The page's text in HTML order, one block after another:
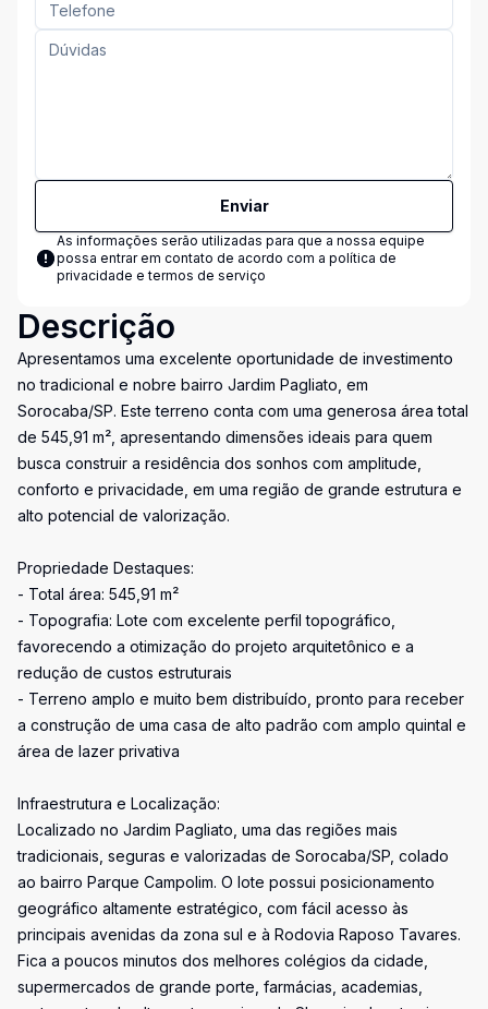
Enviar
As informações serão utilizadas para que a nossa equipe
possa entrar em contato de acordo com a política de
privacidade e termos de serviço
Descrição
Apresentamos uma excelente oportunidade de investimento
no tradicional e nobre bairro Jardim Pagliato, em
Sorocaba/SP. Este terreno conta com uma generosa área total
de 545,91 m², apresentando dimensões ideais para quem
busca construir a residência dos sonhos com amplitude,
conforto e privacidade, em uma região de grande estrutura e
alto potencial de valorização.
Propriedade Destaques:
- Total área: 545,91 m²
- Topografia: Lote com excelente perfil topográfico,
favorecendo a otimização do projeto arquitetônico e a
redução de custos estruturais
- Terreno amplo e muito bem distribuído, pronto para receber
a construção de uma casa de alto padrão com amplo quintal e
área de lazer privativa
Infraestrutura e Localização:
Localizado no Jardim Pagliato, uma das regiões mais
tradicionais, seguras e valorizadas de Sorocaba/SP, colado
ao bairro Parque Campolim. O lote possui posicionamento
geográfico altamente estratégico, com fácil acesso às
principais avenidas da zona sul e à Rodovia Raposo Tavares.
Fica a poucos minutos dos melhores colégios da cidade,
supermercados de grande porte, farmácias, academias,